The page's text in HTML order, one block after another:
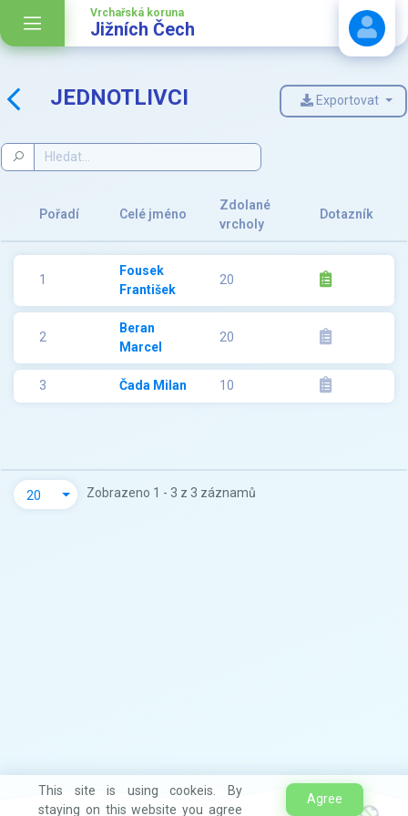
Vrchařská koruna
Jižních Čech
Stáhnout návod
JEDNOTLIVCI Exportovat
Pořadí Celé jméno
Zdolané
vrcholy
Dotazník
1
Fousek
František
20
2
Beran
Marcel
20
3 Čada Milan 10
20 Zobrazeno 1 - 3 z 3 záznamů
This site is using cookeis. By
staying on this website you agree
Agree